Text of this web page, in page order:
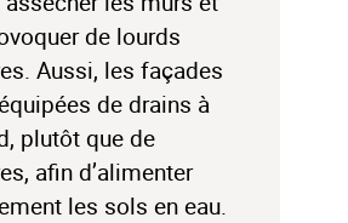
de lourds
Aussi, les façades
de drains à
plutôt que de
afin d’alimenter
les sols en eau.